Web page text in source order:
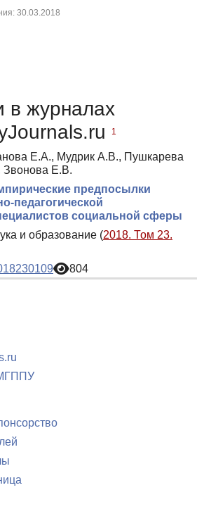
30.03.2018
в журналах
1
Е.А., Мудрик А.В., Пушкарева
Звонова Е.В.
предпосылки
педагогической
социальной сферы
и образование (2018. Том 23.
804